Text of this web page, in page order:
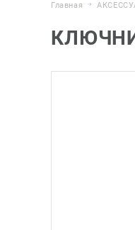
Главная